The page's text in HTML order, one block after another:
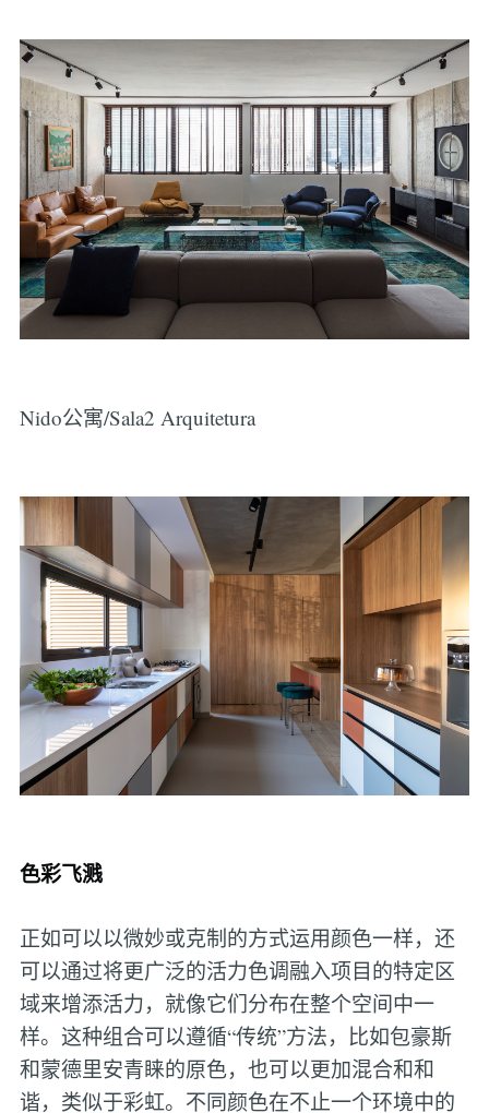
Nido公寓/Sala2 Arquitetura
色彩飞溅
正如可以以微妙或克制的方式运用颜色一样，还
可以通过将更广泛的活力色调融入项目的特定区
域来增添活力，就像它们分布在整个空间中一
样。这种组合可以遵循“传统”方法，比如包豪斯
和蒙德里安青睐的原色，也可以更加混合和和
谐，类似于彩虹。不同颜色在不止一个环境中的